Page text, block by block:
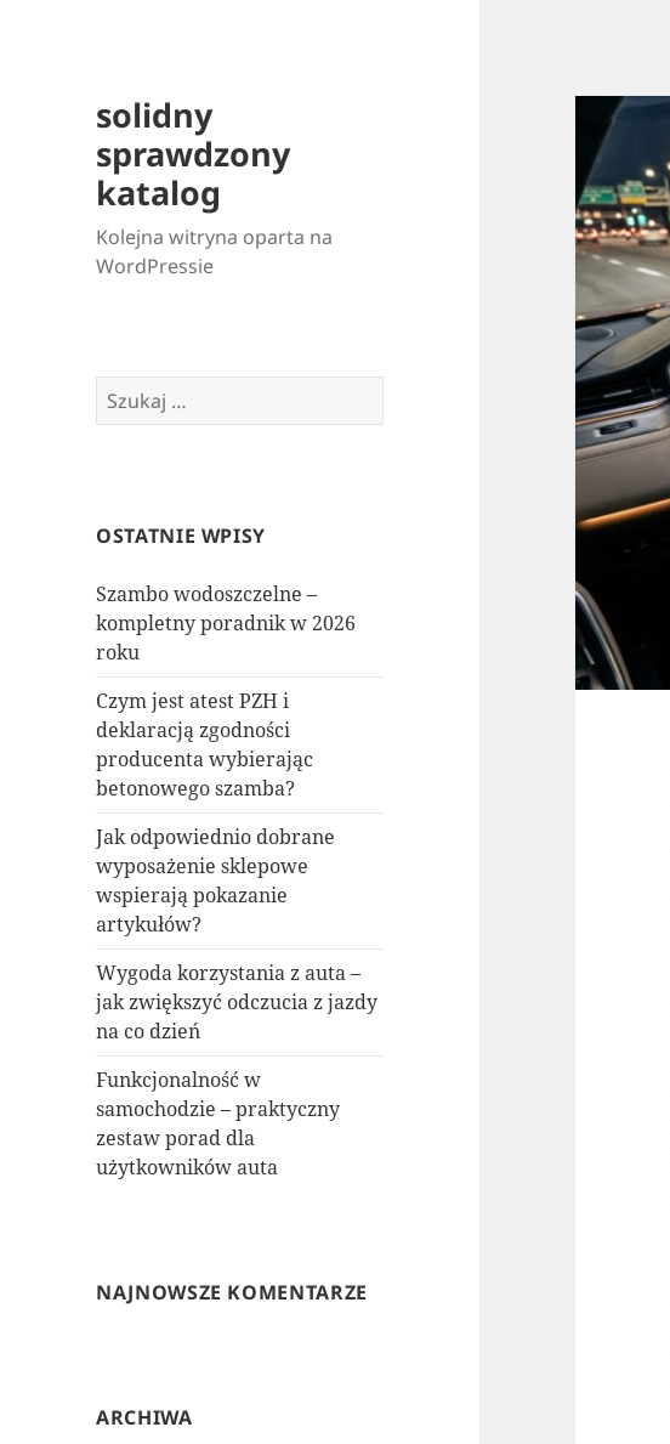
solidny
sprawdzony
katalog
Kolejna witryna oparta na
WordPressie
Szukaj:
OSTATNIE WPISY
Szambo wodoszczelne –
kompletny poradnik w 2026
roku
Czym jest atest PZH i
deklaracją zgodności
producenta wybierając
betonowego szamba?
Jak odpowiednio dobrane
wyposażenie sklepowe
wspierają pokazanie
artykułów?
Wygoda korzystania z auta –
jak zwiększyć odczucia z jazdy
na co dzień
Funkcjonalność w
samochodzie – praktyczny
zestaw porad dla
użytkowników auta
NAJNOWSZE KOMENTARZE
ARCHIWA